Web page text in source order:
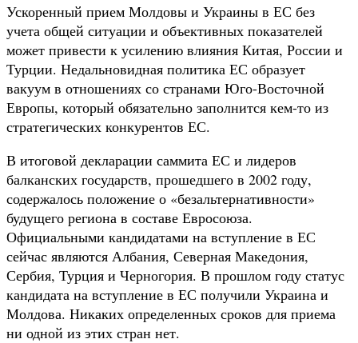
Ускоренный прием Молдовы и Украины в ЕС без
учета общей ситуации и объективных показателей
может привести к усилению влияния Китая, России и
Турции. Недальновидная политика ЕС образует
вакуум в отношениях со странами Юго-Восточной
Европы, который обязательно заполнится кем-то из
стратегических конкурентов ЕС.
В итоговой декларации саммита ЕС и лидеров
балканских государств, прошедшего в 2002 году,
содержалось положение о «безальтернативности»
будущего региона в составе Евросоюза.
Официальными кандидатами на вступление в ЕС
сейчас являются Албания, Северная Македония,
Сербия, Турция и Черногория. В прошлом году статус
кандидата на вступление в ЕС получили Украина и
Молдова. Никаких определенных сроков для приема
ни одной из этих стран нет.